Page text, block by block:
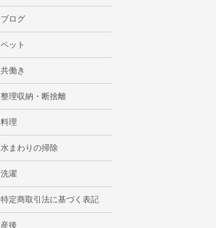
ブログ
ペット
共働き
整理収納・断捨離
料理
水まわりの掃除
洗濯
特定商取引法に基づく表記
産後